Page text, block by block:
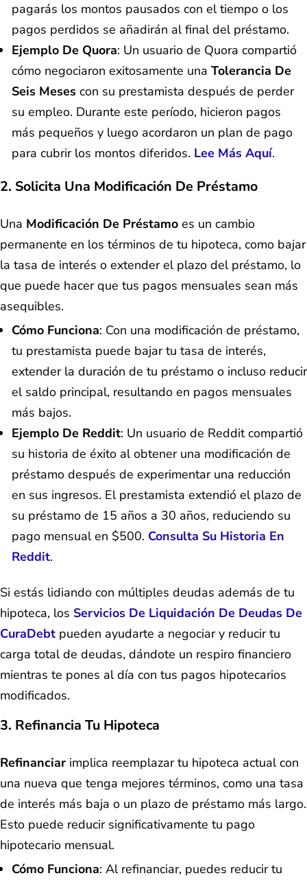
pagarás los montos pausados con el tiempo o los
pagos perdidos se añadirán al final del préstamo.
Ejemplo De Quora: Un usuario de Quora compartió
cómo negociaron exitosamente una Tolerancia De
Seis Meses con su prestamista después de perder
su empleo. Durante este período, hicieron pagos
más pequeños y luego acordaron un plan de pago
para cubrir los montos diferidos. Lee Más Aquí.
2. Solicita Una Modificación De Préstamo
Una Modificación De Préstamo es un cambio
permanente en los términos de tu hipoteca, como bajar
la tasa de interés o extender el plazo del préstamo, lo
que puede hacer que tus pagos mensuales sean más
asequibles.
Cómo Funciona: Con una modificación de préstamo,
tu prestamista puede bajar tu tasa de interés,
extender la duración de tu préstamo o incluso reducir
el saldo principal, resultando en pagos mensuales
más bajos.
Ejemplo De Reddit: Un usuario de Reddit compartió
su historia de éxito al obtener una modificación de
préstamo después de experimentar una reducción
en sus ingresos. El prestamista extendió el plazo de
su préstamo de 15 años a 30 años, reduciendo su
pago mensual en $500. Consulta Su Historia En
Reddit.
Si estás lidiando con múltiples deudas además de tu
hipoteca, los Servicios De Liquidación De Deudas De
CuraDebt pueden ayudarte a negociar y reducir tu
carga total de deudas, dándote un respiro financiero
mientras te pones al día con tus pagos hipotecarios
modificados.
3. Refinancia Tu Hipoteca
Refinanciar implica reemplazar tu hipoteca actual con
una nueva que tenga mejores términos, como una tasa
de interés más baja o un plazo de préstamo más largo.
Esto puede reducir significativamente tu pago
hipotecario mensual.
Cómo Funciona: Al refinanciar, puedes reducir tu